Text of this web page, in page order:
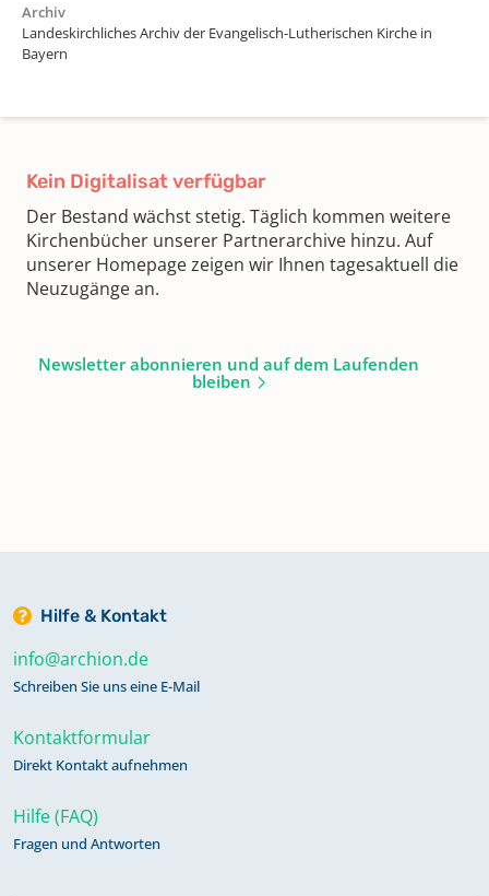
Archiv
Landeskirchliches Archiv der Evangelisch-Lutherischen Kirche in
Bayern
Kein Digitalisat verfügbar
Der Bestand wächst stetig. Täglich kommen weitere
Kirchenbücher unserer Partnerarchive hinzu. Auf
unserer Homepage zeigen wir Ihnen tagesaktuell die
Neuzugänge an.
Newsletter abonnieren und auf dem Laufenden
bleiben
Hilfe & Kontakt
info@archion.de
Schreiben Sie uns eine E-Mail
Kontaktformular
Direkt Kontakt aufnehmen
Hilfe (FAQ)
Fragen und Antworten